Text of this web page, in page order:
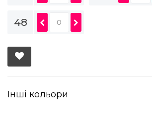
48
Інші кольори